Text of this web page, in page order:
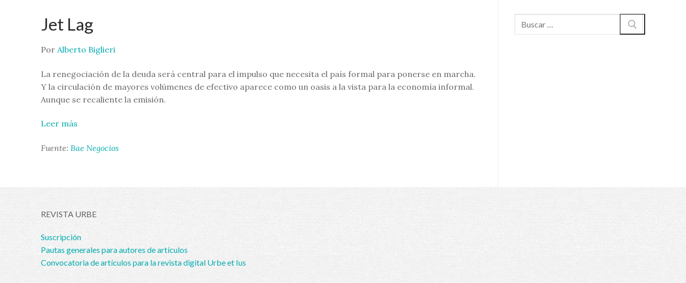
Jet Lag
Por Alberto Biglieri
La renegociación de la deuda será central para el impulso que necesita el país formal para ponerse en marcha.
Y la circulación de mayores volúmenes de efectivo aparece como un oasis a la vista para la economía informal.
Aunque se recaliente la emisión.
Leer más
Fuente: Bae Negocios
Buscar:
REVISTA URBE
Suscripción
Pautas generales para autores de artículos
Convocatoria de artículos para la revista digital Urbe et Ius